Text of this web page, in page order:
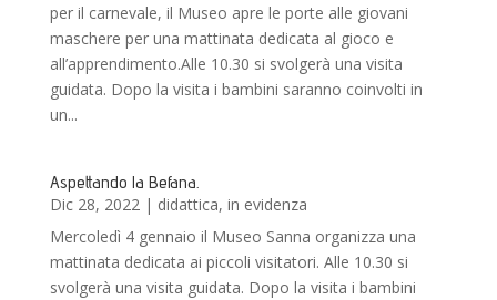
per il carnevale, il Museo apre le porte alle giovani
maschere per una mattinata dedicata al gioco e
all’apprendimento.Alle 10.30 si svolgerà una visita
guidata. Dopo la visita i bambini saranno coinvolti in
un...
Aspettando la Befana.
Dic 28, 2022| didattica, in evidenza
Mercoledì 4 gennaio il Museo Sanna organizza una
mattinata dedicata ai piccoli visitatori. Alle 10.30 si
svolgerà una visita guidata. Dopo la visita i bambini